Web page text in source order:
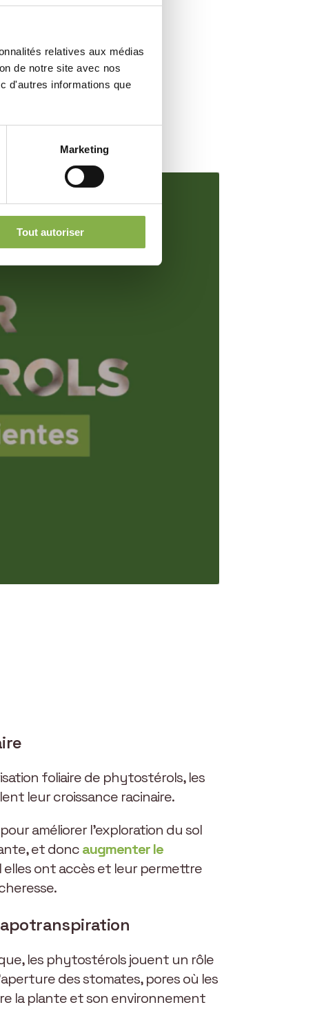
relatives aux médias
de notre site avec nos
d'autres informations que
Marketing
Tout autoriser
foliaire de phytostérols, les
leur croissance racinaire.
améliorer l’exploration du sol
et doncaugmenter le
elles ont accès et leur permettre
les phytostérols jouent un rôle
des stomates, pores où les
la plante et son environnement